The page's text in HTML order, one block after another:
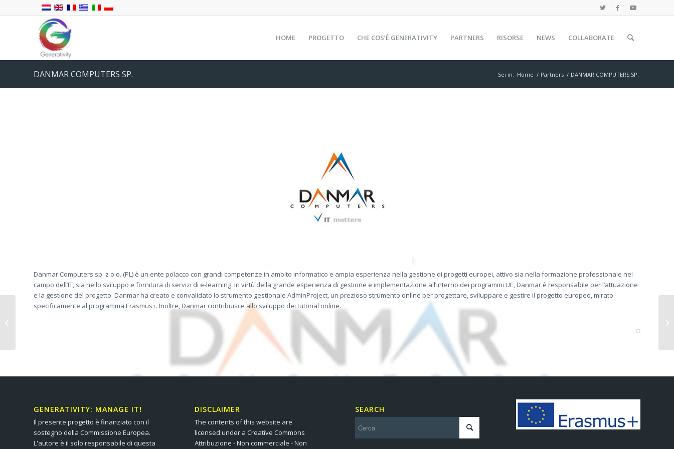
HOME PROGETTO CHE COS’È GENERATIVITY PARTNERS RISORSE NEWS COLLABORATE
DANMAR COMPUTERS SP. Sei in: Home / Partners / DANMAR COMPUTERS SP.
Danmar Computers sp. z o.o. (PL) è un ente polacco con grandi competenze in ambito informatico e ampia esperienza nella gestione di progetti europei, attivo sia nella formazione professionale nel
campo dell’IT, sia nello sviluppo e fornitura di servizi di e-learning. In virtù della grande esperienza di gestione e implementazione all’interno dei programmi UE, Danmar è responsabile per l’attuazione
e la gestione del progetto. Danmar ha creato e convalidato lo strumento gestionale AdminProject, un prezioso strumento online per progettare, sviluppare e gestire il progetto europeo, mirato
specificamente al programma Erasmus+. Inoltre, Danmar contribuisce allo sviluppo dei tutorial online.
GENERATIVITY: MANAGE IT!
Il presente progetto è finanziato con il
sostegno della Commissione Europea.
L'autore è il solo responsabile di questa
DISCLAIMER
The contents of this website are
licensed under a Creative Commons
Attribuzione - Non commerciale - Non
SEARCH